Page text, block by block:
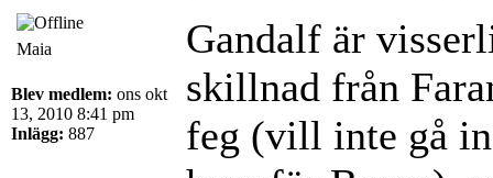
Maia
Blev medlem: ons okt
13, 2010 8:41 pm
Inlägg: 887
Gandalf är
skillnad från
feg (vill inte gå